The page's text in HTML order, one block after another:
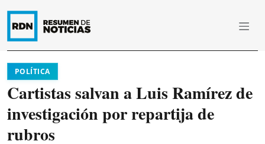
POLÍTICA
Cartistas salvan a Luis Ramírez de
investigación por repartija de
rubros